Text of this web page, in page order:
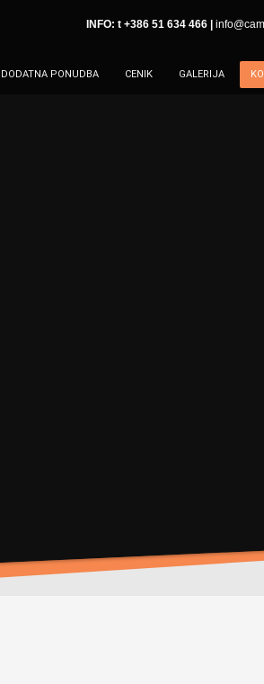
INFO: t +386 51 634 466 |
DODATNA PONUDBA CENIK GALERIJA